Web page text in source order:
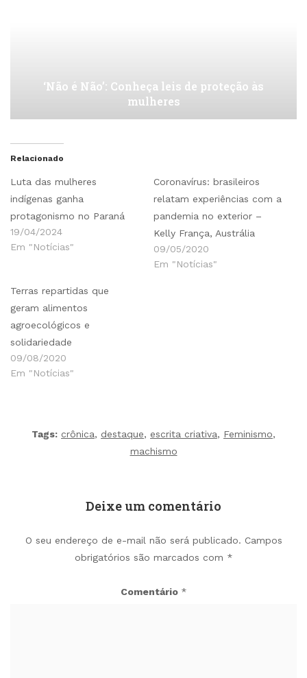
‘Não é Não’: Conheça leis de proteção às
mulheres
Relacionado
Luta das mulheres
indígenas ganha
protagonismo no Paraná
19/04/2024
Em "Notícias"
Coronavírus: brasileiros
relatam experiências com a
pandemia no exterior –
Kelly França, Austrália
09/05/2020
Em "Notícias"
Terras repartidas que
geram alimentos
agroecológicos e
solidariedade
09/08/2020
Em "Notícias"
Tags: crônica, destaque, escrita criativa, Feminismo,
machismo
Deixe um comentário
O seu endereço de e-mail não será publicado. Campos
obrigatórios são marcados com *
Comentário *